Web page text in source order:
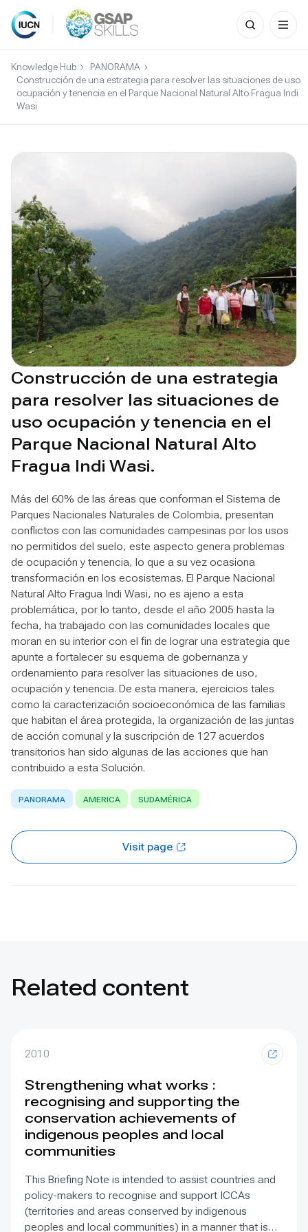
Skip
content
Search
for:
Knowledge Hub
PANORAMA
Construcción de una estrategia para resolver las situaciones de uso
ocupación y tenencia en el Parque Nacional Natural Alto Fragua Indi
Wasi.
Construcción de una estrategia
para resolver las situaciones de
uso ocupación y tenencia en el
Parque Nacional Natural Alto
Fragua Indi Wasi.
Más del 60% de las áreas que conforman el Sistema de
Parques Nacionales Naturales de Colombia, presentan
conflictos con las comunidades campesinas por los usos
no permitidos del suelo, este aspecto genera problemas
de ocupación y tenencia, lo que a su vez ocasiona
transformación en los ecosistemas. El Parque Nacional
Natural Alto Fragua Indi Wasi, no es ajeno a esta
problemática, por lo tanto, desde el año 2005 hasta la
fecha, ha trabajado con las comunidades locales que
moran en su interior con el fin de lograr una estrategia que
apunte a fortalecer su esquema de gobernanza y
ordenamiento para resolver las situaciones de uso,
ocupación y tenencia. De esta manera, ejercicios tales
como la caracterización socioeconómica de las familias
que habitan el área protegida, la organización de las juntas
de acción comunal y la suscripción de 127 acuerdos
transitorios han sido algunas de las acciones que han
contribuido a esta Solución.
PANORAMA AMERICA SUDAMÉRICA
Visit page
Related content
2010
Strengthening what works :
recognising and supporting the
conservation achievements of
indigenous peoples and local
communities
This Briefing Note is intended to assist countries and
policy-makers to recognise and support ICCAs
(territories and areas conserved by indigenous
peoples and local communities) in a manner that is